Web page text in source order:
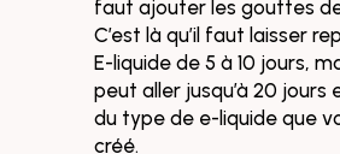
faut ajouter les gouttes
C’est là qu’il faut laisser
E-liquide de 5 à 10 jours,
peut aller jusqu’à 20 jours
du type de e-liquide que
créé.